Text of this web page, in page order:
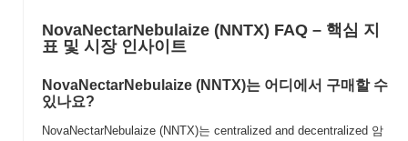
NovaNectarNebulaize (NNTX) FAQ – 핵심 지
표 및 시장 인사이트
NovaNectarNebulaize (NNTX)는 어디에서 구매할 수
있나요?
NovaNectarNebulaize (NNTX)는 centralized and decentralized 암